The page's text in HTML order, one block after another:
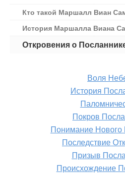
Кто такой Маршалл Виан
История Маршалла Виана
Откровения о
Воля
История
Покров
Понимание Нового
Последствие
Призыв
Происхождение